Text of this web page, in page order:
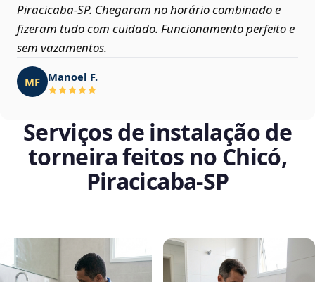
Piracicaba‑SP. Chegaram no horário combinado e
fizeram tudo com cuidado. Funcionamento perfeito e
sem vazamentos.
MF Manoel F.
Serviços de instalação de
torneira feitos no Chicó,
Piracicaba‑SP